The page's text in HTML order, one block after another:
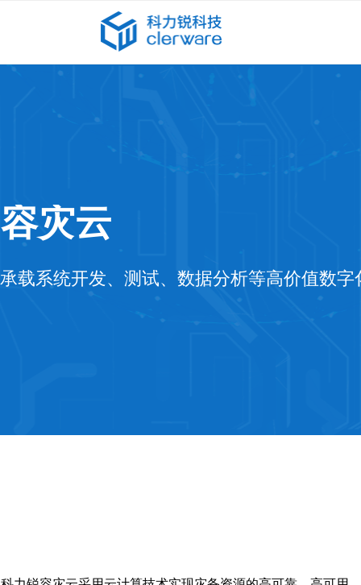
承载系统开发、测试、数据分析等高价值数字
容灾云